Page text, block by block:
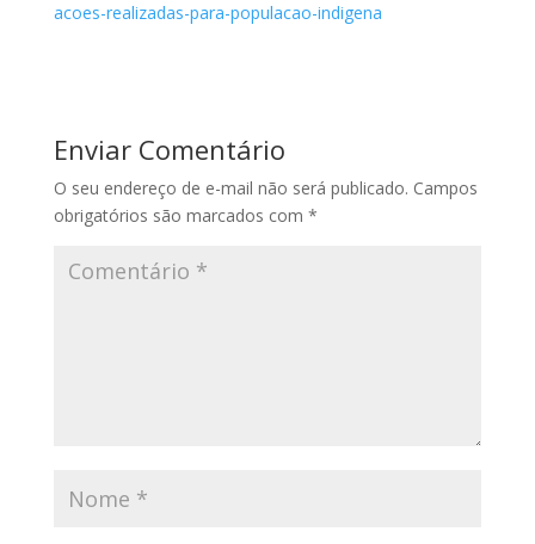
acoes-realizadas-para-populacao-indigena
Enviar Comentário
O seu endereço de e-mail não será publicado. Campos
obrigatórios são marcados com *